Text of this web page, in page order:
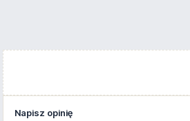
Napisz opinię